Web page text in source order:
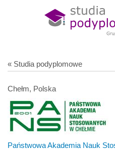
« Studia podyplomowe
Chełm, Polska
Państwowa Akademia Nauk